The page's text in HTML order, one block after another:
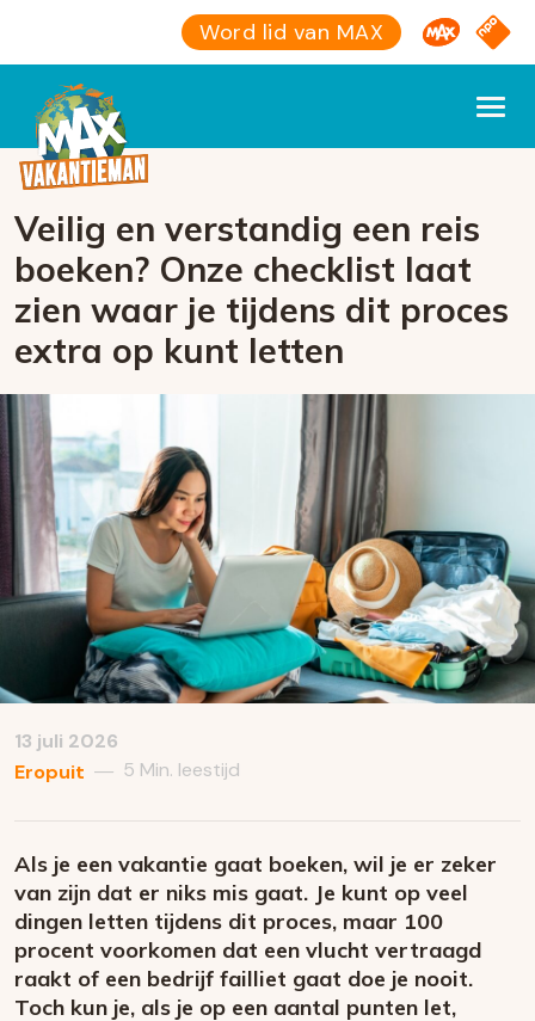
Word lid van MAX Omroep
NPO
Veilig en verstandig een reis
boeken? Onze checklist laat
zien waar je tijdens dit proces
extra op kunt letten
13 juli 2026
Eropuit — 5 Min. leestijd
Als je een vakantie gaat boeken, wil je er zeker
van zijn dat er niks mis gaat. Je kunt op veel
dingen letten tijdens dit proces, maar 100
procent voorkomen dat een vlucht vertraagd
raakt of een bedrijf failliet gaat doe je nooit.
Toch kun je, als je op een aantal punten let,